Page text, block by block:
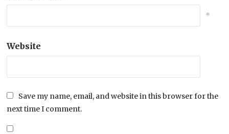
*
Website
Save my name, email, and website in this browser for the
next time I comment.